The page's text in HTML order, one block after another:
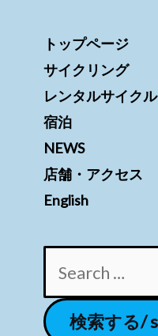
トップページ
サイクリング
レンタルサイクル
宿泊
NEWS
店舗・アクセス
English